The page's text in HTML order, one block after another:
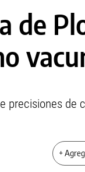
de
precisiones
+